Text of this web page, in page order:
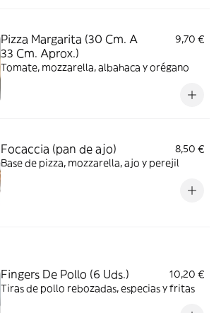
Pizza Margarita (30 Cm. A
33 Cm. Aprox.)
9,70 €
Tomate, mozzarella, albahaca y orégano
Focaccia (pan de ajo)
8,50 €
Base de pizza, mozzarella, ajo y perejil
Fingers De Pollo (6 Uds.)
10,20 €
Tiras de pollo rebozadas, especias y fritas